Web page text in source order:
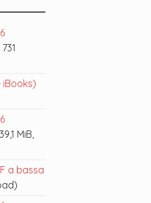
iBooks)
MiB,
a bassa